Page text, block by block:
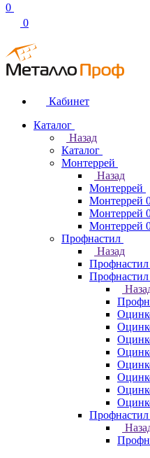
0
0
Кабинет
Каталог
Назад
Каталог
Монтеррей
Назад
Монтеррей
Монтеррей
Монтеррей
Монтеррей
Профнастил
Назад
Профнастил